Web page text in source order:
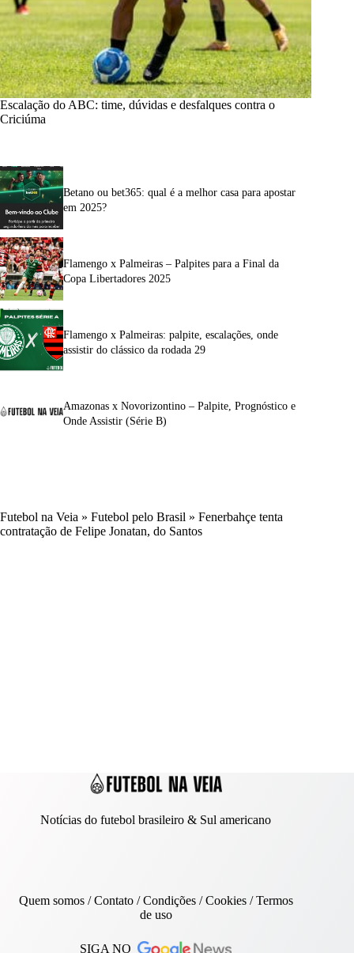
Escalação do ABC: time, dúvidas e desfalques contra o
Criciúma
Betano ou bet365: qual é a melhor casa para apostar
em 2025?
Flamengo x Palmeiras – Palpites para a Final da
Copa Libertadores 2025
Flamengo x Palmeiras: palpite, escalações, onde
assistir do clássico da rodada 29
Amazonas x Novorizontino – Palpite, Prognóstico e
Onde Assistir (Série B)
Futebol na Veia » Futebol pelo Brasil » Fenerbahçe tenta
contratação de Felipe Jonatan, do Santos
Notícias do futebol brasileiro & Sul americano
Quem somos/Contato/ Condições /Cookies/Termos
de uso
SIGA NO